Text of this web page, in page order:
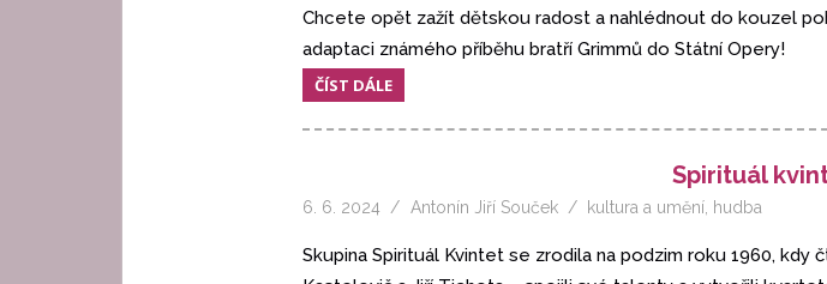
Chcete opět zažít dětskou radost a nahlédnout do kouzel
adaptaci známého příběhu bratří Grimmů do Státní Opery!
ČÍST DÁLE
Spirituál
6. 6. 2024 Antonín Jiří Souček kultura a umění hudba
Skupina Spirituál Kvintet se zrodila na podzim roku 1960,